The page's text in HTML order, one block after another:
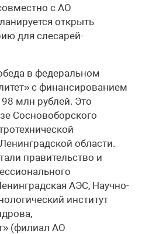
с АО
открыть
для слесарей-
в федеральном
с финансированием
млн рублей. Это
Сосновоборского
области.
правительство и
АЭС, Научно-
институт
(филиал АО